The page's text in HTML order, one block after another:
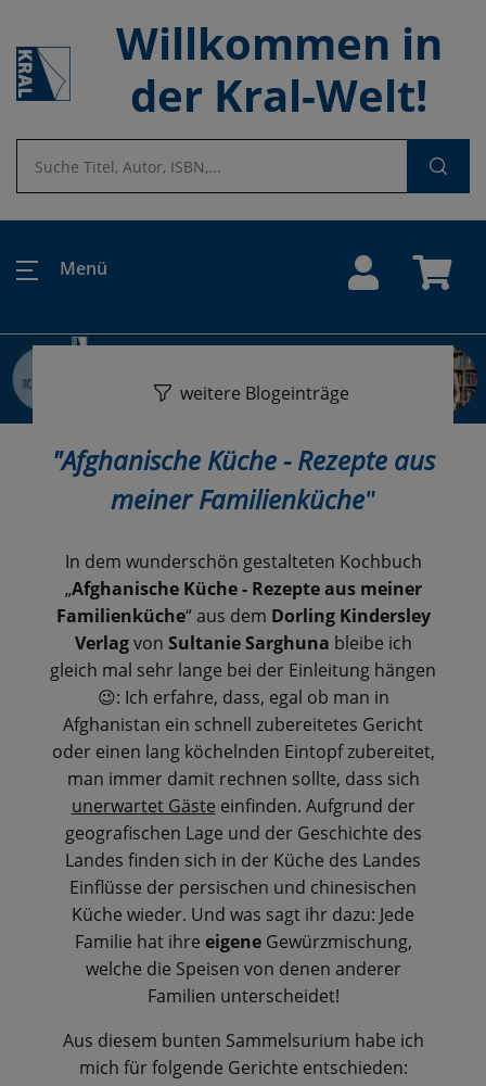
Willkommen in
der Kral-Welt!
Menü
weitere Blogeinträge
"Afghanische Küche - Rezepte aus
meiner Familienküche"
In dem wunderschön gestalteten Kochbuch
„Afghanische Küche - Rezepte aus meiner
Familienküche“ aus dem Dorling Kindersley
Verlagvon Sultanie Sarghuna bleibe ich
gleich mal sehr lange bei der Einleitung hängen
😉: Ich erfahre, dass, egal ob man in
Afghanistan ein schnell zubereitetes Gericht
oder einen lang köchelnden Eintopf zubereitet,
man immer damit rechnen sollte, dass sich
unerwartet Gäste einfinden. Aufgrund der
geografischen Lage und der Geschichte des
Landes finden sich in der Küche des Landes
Einflüsse der persischen und chinesischen
Küche wieder. Und was sagt ihr dazu: Jede
Familie hat ihre eigeneGewürzmischung,
welche die Speisen von denen anderer
Familien unterscheidet!
Aus diesem bunten Sammelsurium habe ich
mich für folgende Gerichte entschieden: